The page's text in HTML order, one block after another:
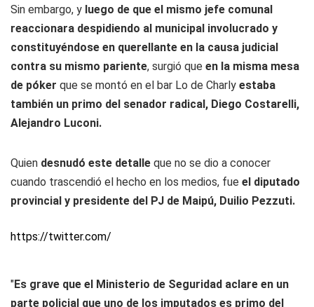
Sin embargo, y luego de que el mismo jefe comunal
reaccionara despidiendo al municipal involucrado y
constituyéndose en querellante en la causa judicial
contra su mismo pariente, surgió que en la misma mesa
de póker que se montó en el bar Lo de Charly estaba
también un primo del senador radical, Diego Costarelli,
Alejandro Luconi.
Quien desnudó este detalle que no se dio a conocer
cuando trascendió el hecho en los medios, fue el diputado
provincial y presidente del PJ de Maipú, Duilio Pezzuti.
https://twitter.com/
"Es grave que el Ministerio de Seguridad aclare en un
parte policial que uno de los imputados es primo del